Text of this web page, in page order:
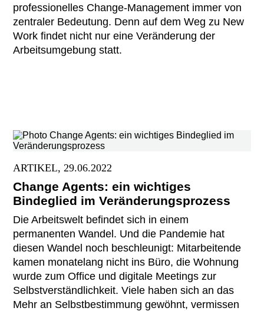
professionelles Change-Management immer von
zentraler Bedeutung. Denn auf dem Weg zu New
Work findet nicht nur eine Veränderung der
Arbeitsumgebung statt.
ARTIKEL, 29.06.2022
Change Agents: ein wichtiges
Bindeglied im Veränderungsprozess
Die Arbeitswelt befindet sich in einem
permanenten Wandel. Und die Pandemie hat
diesen Wandel noch beschleunigt: Mitarbeitende
kamen monatelang nicht ins Büro, die Wohnung
wurde zum Office und digitale Meetings zur
Selbstverständlichkeit. Viele haben sich an das
Mehr an Selbstbestimmung gewöhnt, vermissen